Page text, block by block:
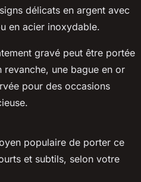
délicats en argent avec
en acier inoxydable.
gravé peut être portée
une bague en or
pour des occasions
populaire de porter ce
et subtils, selon votre